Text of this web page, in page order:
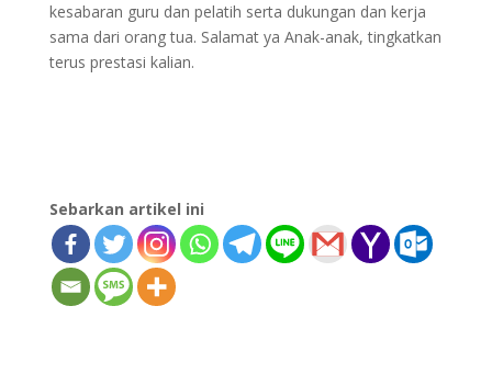
kesabaran guru dan pelatih serta dukungan dan kerja
sama dari orang tua. Salamat ya Anak-anak, tingkatkan
terus prestasi kalian.
Sebarkan artikel ini